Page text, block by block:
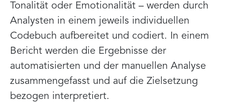
Tonalität oder Emotionalität – werden durch
Analysten in einem jeweils individuellen
Codebuch aufbereitet und codiert. In einem
Bericht werden die Ergebnisse der
automatisierten und der manuellen Analyse
zusammengefasst und auf die Zielsetzung
bezogen interpretiert.